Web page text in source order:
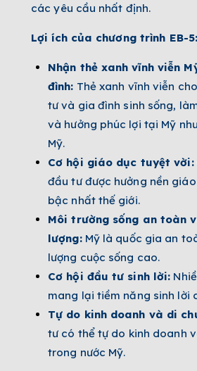
các yêu cầu nhất định.
Lợi ích của chương trình EB-5:
Nhận thẻ xanh vĩnh viễn
đình: Thẻ xanh vĩnh viễn
tư và gia đình sinh sống,
và hưởng phúc lợi tại Mỹ
Mỹ.
Cơ hội giáo dục tuyệt vời:
đầu tư được hưởng nền
bậc nhất thế giới.
Môi trường sống an toàn
lượng:Mỹ là quốc gia an
lượng cuộc sống cao.
Cơ hội đầu tư sinh lời:
mang lại tiềm năng sinh lời
Tự do kinh doanh và di
tư có thể tự do kinh doanh
trong nước Mỹ.